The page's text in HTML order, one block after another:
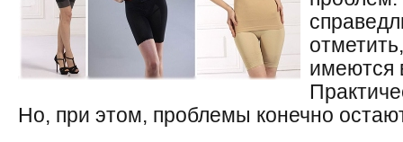
имеются
Но, при этом, проблемы конечно